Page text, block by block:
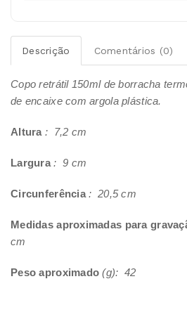
Descrição Comentários (0)
Copo retrátil 150ml de borracha
de encaixe com argola plástica.
Altura : 7,2 cm
Largura: 9 cm
Circunferência: 20,5 cm
Medidas aproximadas para
cm
Peso aproximado (g): 42